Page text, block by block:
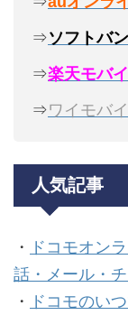
⇒ソフトバ
⇒楽天モバ
⇒ワイモバ
人気記事
・
ドコモオン
話・メール・
・
ドコモのい